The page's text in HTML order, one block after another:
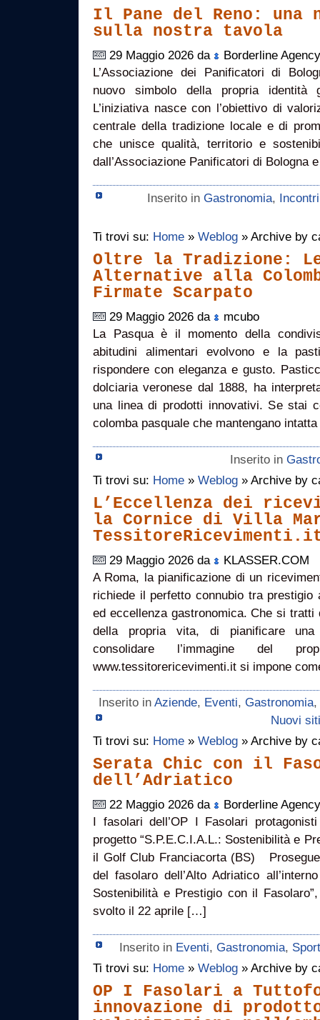
Il Pane del Reno: una
sulla nostra tavola
29 Maggio 2026 da
Borderline Agency
L’Associazione dei Panificatori di
nuovo simbolo della propria
L’iniziativa nasce con l’obiettivo di
centrale della tradizione locale e di
che unisce qualità, territorio e
dall’Associazione Panificatori di Bologna
Inserito in Gastronomia,
Ti trovi su: Home » Weblog » Archive by
Oltre la Tradizione:
Alternative alla
Firmate Scarpato
29 Maggio 2026 da
mcubo
La Pasqua è il momento della
abitudini alimentari evolvono e la
rispondere con eleganza e gusto.
dolciaria veronese dal 1888, ha
una linea di prodotti innovativi. Se stai
colomba pasquale che mantengano
Inserito in
Ti trovi su: Home » Weblog » Archive by
L’Eccellenza dei
la Cornice di Villa
29 Maggio 2026 da
KLASSER.COM
A Roma, la pianificazione di un
richiede il perfetto connubio tra prestigio
ed eccellenza gastronomica. Che si
della propria vita, di pianificare
consolidare l’immagine del
www.tessitorericevimenti.it si impone
Inserito in Aziende, Eventi, Gastronomia,
Nuovi siti
Ti trovi su: Home » Weblog » Archive by
Serata Chic con il
dell’Adriatico
22 Maggio 2026 da
Borderline Agency
I fasolari dell’OP I Fasolari
progetto “S.P.E.C.I.A.L.: Sostenibilità e
il Golf Club Franciacorta (BS)
del fasolaro dell’Alto Adriatico
Sostenibilità e Prestigio con il
svolto il 22 aprile […]
Inserito in Eventi, Gastronomia, Sport
Ti trovi su: Home » Weblog » Archive by
OP I Fasolari a
innovazione di